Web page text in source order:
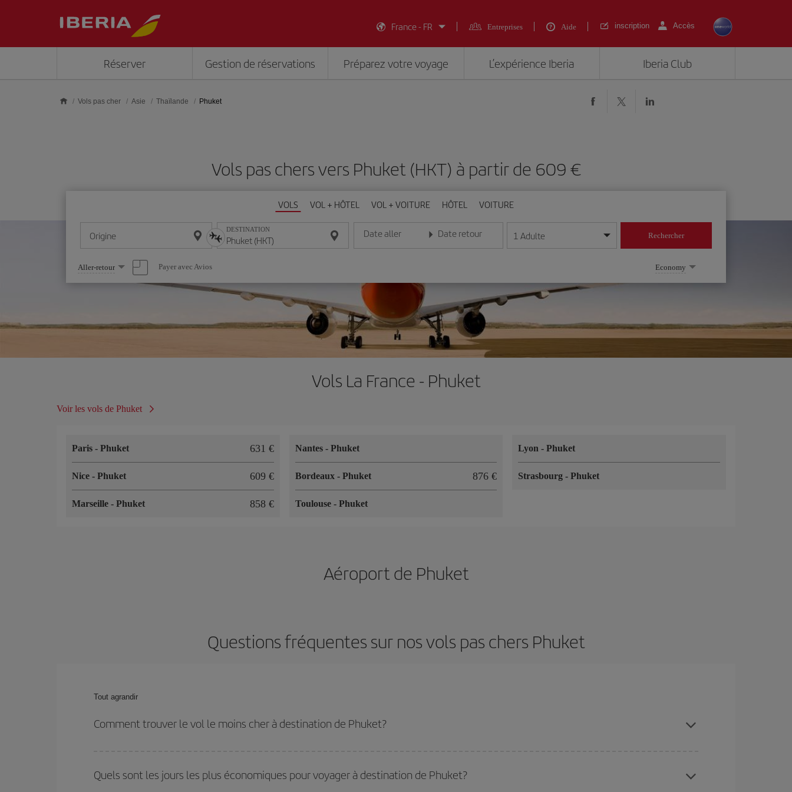
France - FR
Entreprises Aide inscription Accès
Réserver Gestion de réservations Préparez votre voyage L’expérience Iberia Iberia Club
Vols pas cher Asie Thaïlande Phuket
Vols pas chers vers Phuket (HKT) à partir de 609 €
VOLS VOL + HÔTEL VOL + VOITURE HÔTEL VOITURE
Origine DESTINATION Date aller
Entrez la date au format jour/mois/année
Date retour
Entrez la date au format jour/mois/année
1 Adulte Rechercher
Sélectionnez
une
option
Aller-retour Payer avec Avios Economy
Vols La France - Phuket
Voir les vols de Phuket
Paris - Phuket 631 €
Nice - Phuket 609 €
Marseille - Phuket 858 €
Nantes - Phuket
Bordeaux - Phuket 876 €
Toulouse - Phuket
Lyon-Phuket
Strasbourg-Phuket
Aéroport de Phuket
Questions fréquentes sur nos vols pas chers Phuket
Tout agrandir
Comment trouver le vol le moins cher à destination de Phuket?
votre aller-retour. Si vous n'avez pas d'idée de destination précise pour votre voyage, jetez un coup œil à nos offres et laissez-vous inspirer : vous trouverez sûrement le vol le
plus économique.
Quels sont les jours les plus économiques pour voyager à destination de Phuket?